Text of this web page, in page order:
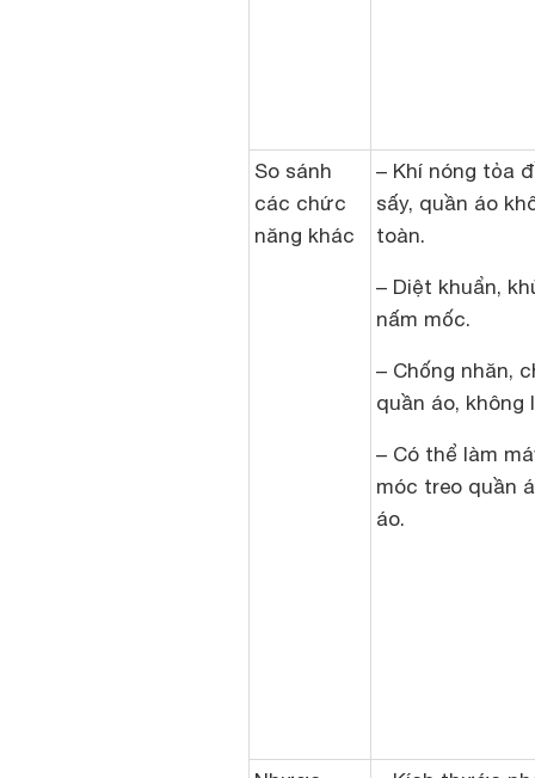
So sánh
các chức
năng khác
– Khí nóng tỏa
sấy, quần áo
toàn.
– Diệt khuẩn,
nấm mốc.
– Chống nhăn,
quần áo, không
– Có thể làm
móc treo quần
áo.